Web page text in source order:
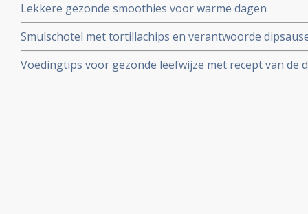
Lekkere gezonde smoothies voor warme dagen
Smulschotel met tortillachips en verantwoorde
Voedingtips voor gezonde leefwijze met recept van de